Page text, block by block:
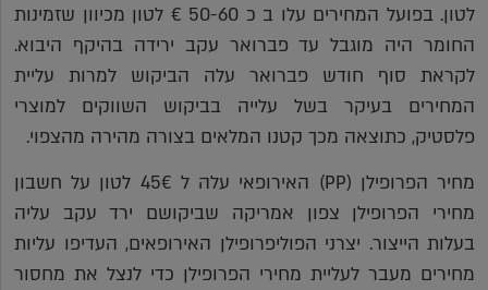
לטון. בפועל המחירים עלו ב כ 50-60 € לטון מכיוון שזמינות
החומר היה מוגבל עד פברואר עקב ירידה בהיקף היבוא.
לקראת סוף חודש פברואר עלה הביקוש למרות עליית
המחירים בעיקר בשל עלייה בביקוש השווקים למוצרי
פלסטיק, כתוצאה מכך קטנו המלאים בצורה מהירה מהצפוי.
מחיר הפרופילן (PP) האירופאי עלה ל 45€ לטון על חשבון
מחירי הפרופילן צפון אמריקה שביקושם ירד עקב עליה
בעלות הייצור. יצרני הפוליפרופילן האירופאים, העדיפו עליות
מחירים מעבר לעליית מחירי הפרופילן כדי לנצל את מחסור